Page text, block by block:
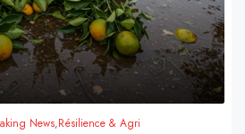
News,Résilience & Agri